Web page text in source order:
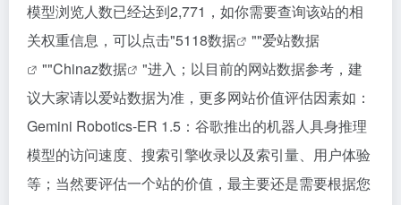
模型浏览人数已经达到2,771，如你需要查询该站的相
关权重信息，可以点击"5118数据 ""爱站数据
""Chinaz数据
"进入；以目前的网站数据参考，建
议大家请以爱站数据为准，更多网站价值评估因素如：
Gemini Robotics-ER 1.5：谷歌推出的机器人具身推理
模型的访问速度、搜索引擎收录以及索引量、用户体验
等；当然要评估一个站的价值，最主要还是需要根据您